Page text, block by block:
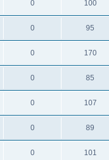
0 100
0 95
0 170
0 85
0 107
0 89
0 101